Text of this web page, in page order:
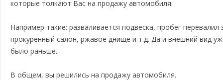
которые толкают Вас на продажу автомобиля.
Например такие: разваливается подвеска, пробег
прокуренный салон, ржавое днище и т.д. Да и внешний вид
было раньше.
В общем, вы решились на продажу автомобиля.